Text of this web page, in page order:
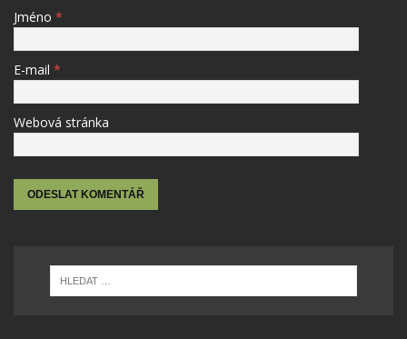
Jméno *
E-mail *
Webová stránka